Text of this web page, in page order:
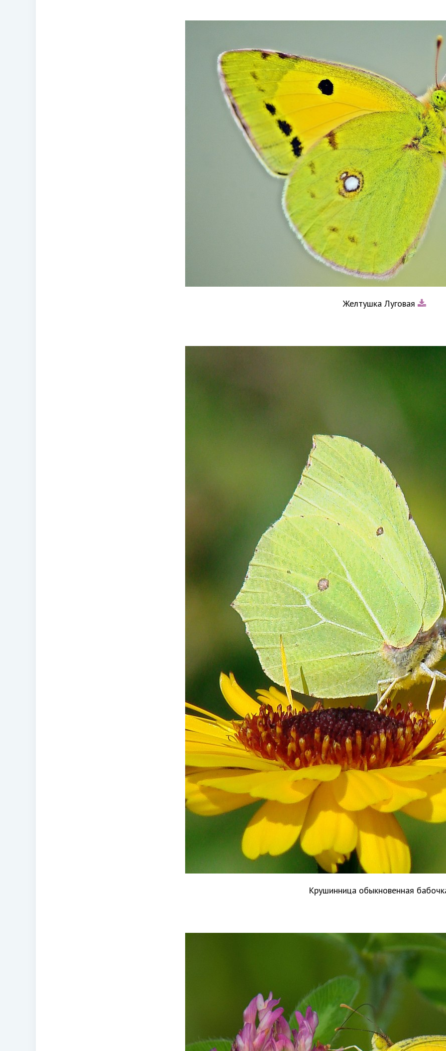
Желтушка Луговая
Крушинница обыкновенная